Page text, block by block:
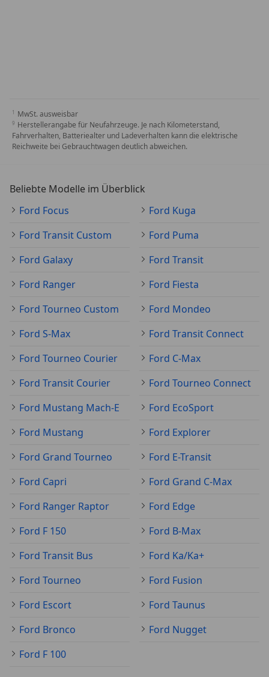
MwSt. ausweisbar
Herstellerangabe für Neufahrzeuge. Je nach Kilometerstand,
Fahrverhalten, Batteriealter und Ladeverhalten kann die elektrische
Reichweite bei Gebrauchtwagen deutlich abweichen.
Beliebte Modelle im Überblick
Ford Focus
Ford Kuga
Ford Transit Custom
Ford Puma
Ford Galaxy
Ford Transit
Ford Ranger
Ford Fiesta
Ford Tourneo Custom
Ford Mondeo
Ford S-Max
Ford Transit Connect
Ford Tourneo Courier
Ford C-Max
Ford Transit Courier
Ford Tourneo Connect
Ford Mustang Mach-E
Ford EcoSport
Ford Mustang
Ford Explorer
Ford Grand Tourneo
Ford E-Transit
Ford Capri
Ford Grand C-Max
Ford Ranger Raptor
Ford Edge
Ford F 150
Ford B-Max
Ford Transit Bus
Ford Ka/Ka+
Ford Tourneo
Ford Fusion
Ford Escort
Ford Taunus
Ford Bronco
Ford Nugget
Ford F 100